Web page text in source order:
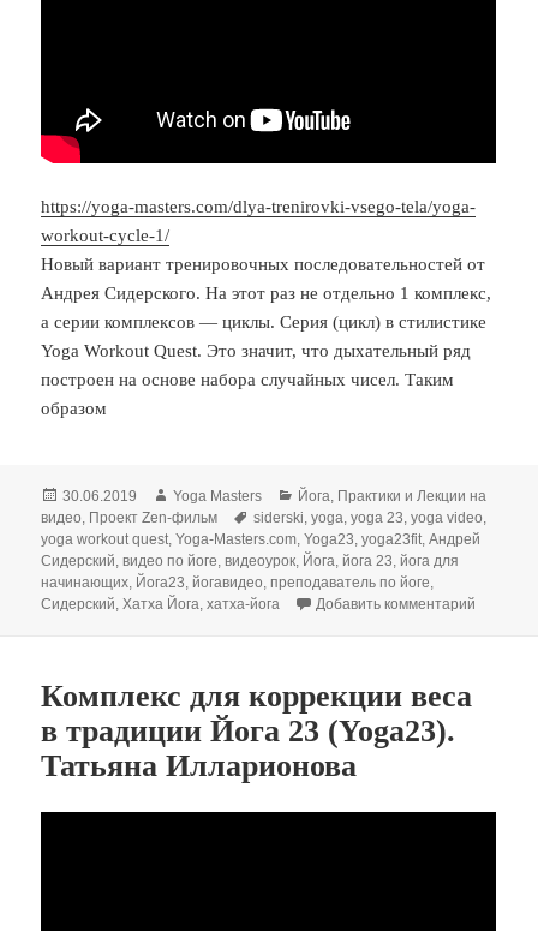
https://yoga-masters.com/dlya-trenirovki-vsego-tela/yoga-
workout-cycle-1/
Новый вариант тренировочных последовательностей от
Андрея Сидерского. На этот раз не отдельно 1 комплекс,
а серии комплексов — циклы. Серия (цикл) в стилистике
Yoga Workout Quest. Это значит, что дыхательный ряд
построен на основе набора случайных чисел. Таким
образом
Опубликовано
30.06.2019 Автор
Yoga Masters Рубрики
Йога, Практики и Лекции на
видео, Проект Zen-фильм Метки
siderski,yoga,yoga 23,yoga video,
yoga workout quest,Yoga-Masters.com,Yoga23,yoga23fit,Андрей
Сидерский,видео по йоге,видеоурок, Йога,йога 23,йога для
начинающих, Йога23,йогавидео,преподаватель по йоге,
Сидерский,Хатха Йога,хатха-йога Добавить комментарий
Комплекс для коррекции веса
в традиции Йога 23 (Yoga23).
Татьяна Илларионова